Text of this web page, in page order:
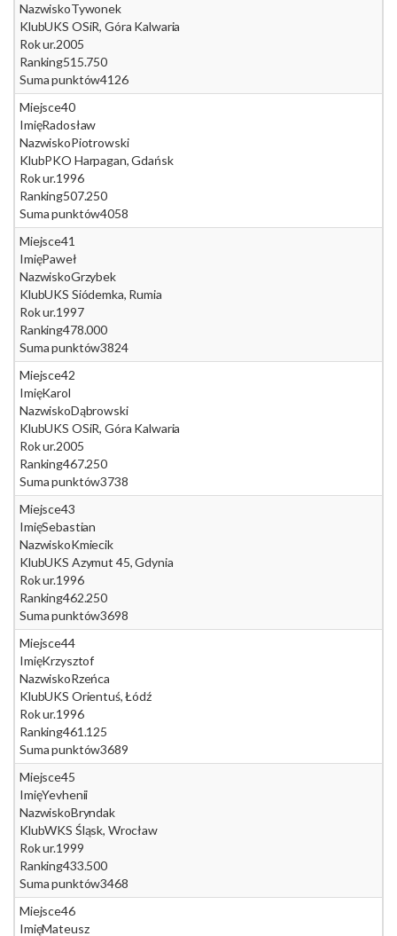
NazwiskoTywonek
KlubUKS OSiR, Góra Kalwaria
Rok ur.2005
Ranking515.750
Suma punktów4126
Miejsce40
ImięRadosław
NazwiskoPiotrowski
KlubPKO Harpagan, Gdańsk
Rok ur.1996
Ranking507.250
Suma punktów4058
Miejsce41
ImięPaweł
NazwiskoGrzybek
KlubUKS Siódemka, Rumia
Rok ur.1997
Ranking478.000
Suma punktów3824
Miejsce42
ImięKarol
NazwiskoDąbrowski
KlubUKS OSiR, Góra Kalwaria
Rok ur.2005
Ranking467.250
Suma punktów3738
Miejsce43
ImięSebastian
NazwiskoKmiecik
KlubUKS Azymut 45, Gdynia
Rok ur.1996
Ranking462.250
Suma punktów3698
Miejsce44
ImięKrzysztof
NazwiskoRzeńca
KlubUKS Orientuś, Łódź
Rok ur.1996
Ranking461.125
Suma punktów3689
Miejsce45
ImięYevhenii
NazwiskoBryndak
KlubWKS Śląsk, Wrocław
Rok ur.1999
Ranking433.500
Suma punktów3468
Miejsce46
ImięMateusz